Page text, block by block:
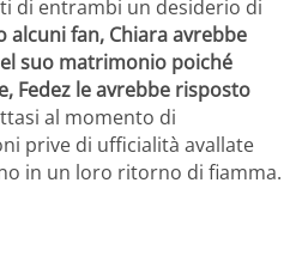
di entrambi un desiderio di
alcuni fan, Chiara avrebbe
suo matrimonio poiché
Fedez le avrebbe risposto
al momento di
prive di ufficialità avallate
in un loro ritorno di fiamma.